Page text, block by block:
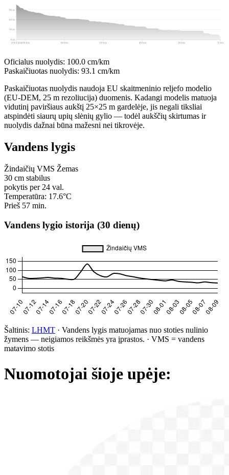
0 m
30 m
60 m
90 m
0 km
20 km
40 km
60 km
80 km
100 km
104.6 km
Oficialus nuolydis: 100.0 cm/km
Paskaičiuotas nuolydis: 93.1 cm/km
Paskaičiuotas nuolydis naudoja EU skaitmeninio reljefo modelio
(EU-DEM, 25 m rezoliucija) duomenis. Kadangi modelis matuoja
vidutinį paviršiaus aukštį 25×25 m gardelėje, jis negali tiksliai
atspindėti siaurų upių slėnių gylio — todėl aukščių skirtumas ir
nuolydis dažnai būna mažesni nei tikrovėje.
Vandens lygis
Žindaičių VMS Žemas
30 cm stabilus
pokytis per 24 val.
Temperatūra: 17.6°C
Prieš 57 min.
Vandens lygio istorija (30 dienų)
Šaltinis: LHMT · Vandens lygis matuojamas nuo stoties nulinio
žymens — neigiamos reikšmės yra įprastos. · VMS = vandens
matavimo stotis
Nuomotojai šioje upėje: